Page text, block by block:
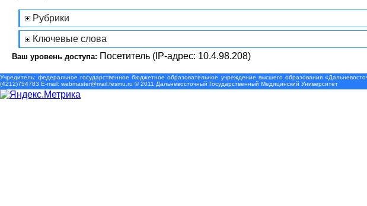
Рубрики
Ключевые слова
Ваш уровень доступа: Посетитель (IP-адрес: 10.4.98.208)
Учредитель: федеральное государственное бюджетное образовательное учреждение высшего образования
(4212)754783 Е-mail: webmaster@mail.fesmu.ru © 2011 Дальневосточный Государственный Медицинский Университет